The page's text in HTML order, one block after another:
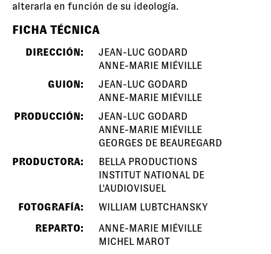
alterarla en función de su ideología.
FICHA TÉCNICA
DIRECCIÓN:
JEAN-LUC GODARD
ANNE-MARIE MIÉVILLE
GUION:
JEAN-LUC GODARD
ANNE-MARIE MIÉVILLE
PRODUCCIÓN:
JEAN-LUC GODARD
ANNE-MARIE MIÉVILLE
GEORGES DE BEAUREGARD
PRODUCTORA:
BELLA PRODUCTIONS
INSTITUT NATIONAL DE
L'AUDIOVISUEL
FOTOGRAFÍA:
WILLIAM LUBTCHANSKY
REPARTO:
ANNE-MARIE MIÉVILLE
MICHEL MAROT